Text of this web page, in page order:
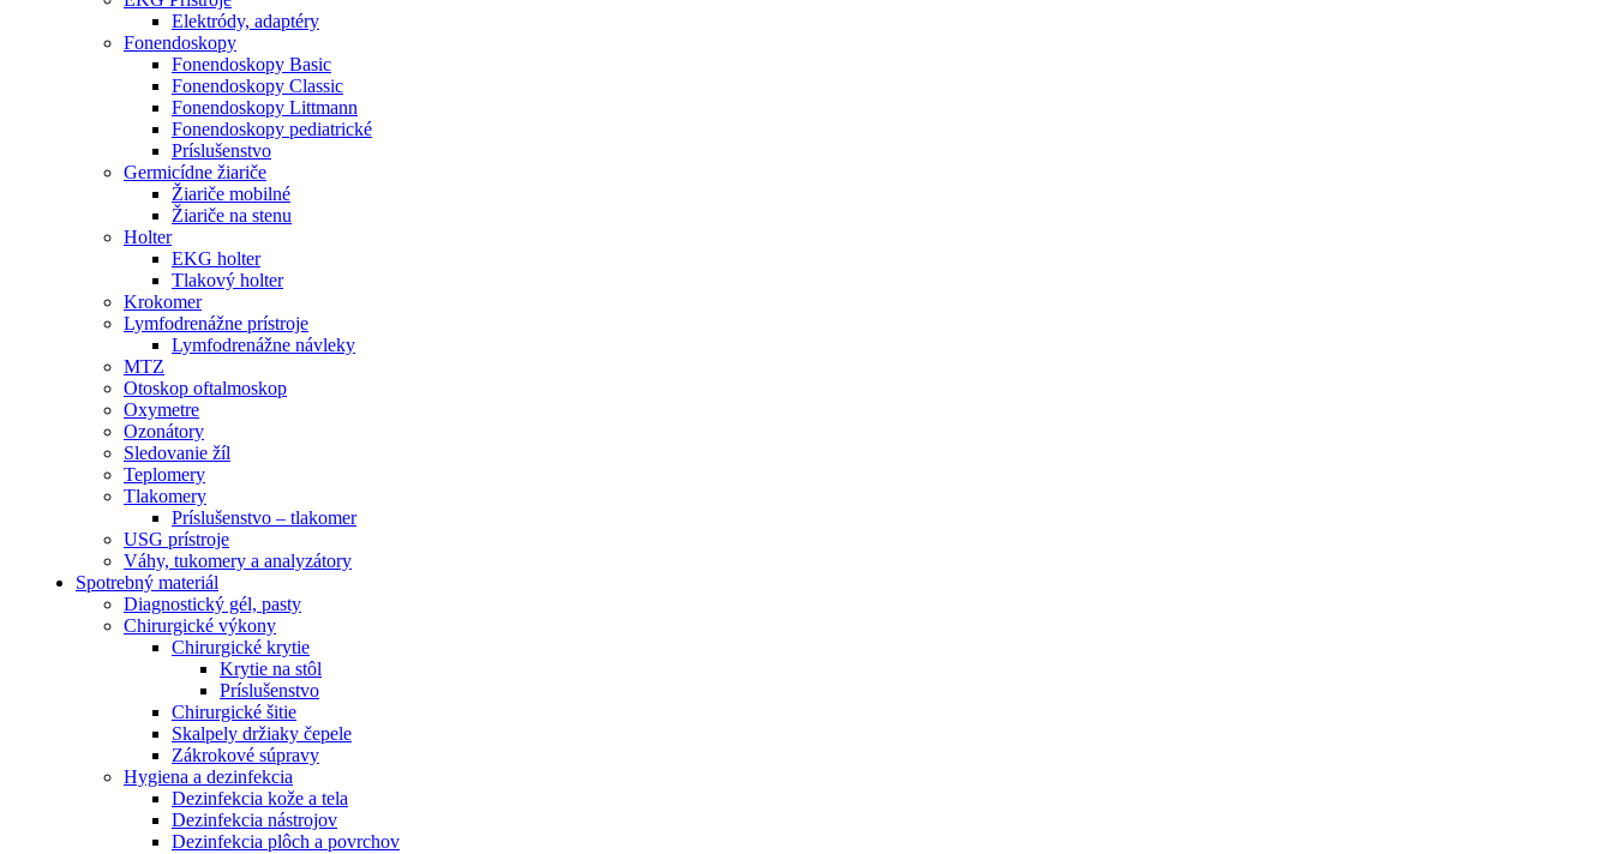
Elektródy, adaptéry
Fonendoskopy
Fonendoskopy Basic
Fonendoskopy Classic
Fonendoskopy Littmann
Fonendoskopy pediatrické
Príslušenstvo
Germicídne žiariče
Žiariče mobilné
Žiariče na stenu
Holter
EKG holter
Tlakový holter
Krokomer
Lymfodrenážne prístroje
Lymfodrenážne návleky
MTZ
Otoskop oftalmoskop
Oxymetre
Ozonátory
Sledovanie žíl
Teplomery
Tlakomery
Príslušenstvo – tlakomer
USG prístroje
Váhy, tukomery a analyzátory
Spotrebný materiál
Diagnostický gél, pasty
Chirurgické výkony
Chirurgické krytie
Krytie na stôl
Príslušenstvo
Chirurgické šitie
Skalpely držiaky čepele
Zákrokové súpravy
Hygiena a dezinfekcia
Dezinfekcia kože a tela
Dezinfekcia nástrojov
Dezinfekcia plôch a povrchov